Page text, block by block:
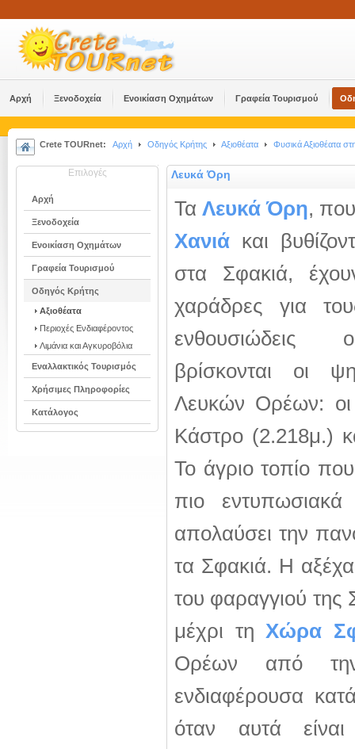
Αρχή Ξενοδοχεία Ενοικίαση Οχημάτων Γραφεία Τουρισμού
Crete TOURnet: Αρχή Οδηγός Κρήτης Αξιοθέατα Φυσικά Αξιοθέατα
Επιλογές
Αρχή
Ξενοδοχεία
Ενοικίαση Οχημάτων
Γραφεία Τουρισμού
Οδηγός Κρήτης
Αξιοθέατα
Περιοχές Ενδιαφέροντος
Λιμάνια και Αγκυροβόλια
Εναλλακτικός Τουρισμός
Χρήσιμες Πληροφορίες
Κατάλογος
Λευκά Όρη
Τα Λευκά Όρη,
Χανιά και
στα Σφακιά,
χαράδρες για
ενθουσιώδεις
βρίσκονται οι
Λευκών Ορέων:
Κάστρο (2.218μ.)
Το άγριο τοπίο
πιο
απολαύσει την
τα Σφακιά. Η
του φαραγγιού της
μέχρι τη Χώρα
Ορέων από
ενδιαφέρουσα
όταν αυτά